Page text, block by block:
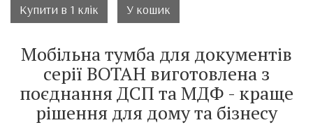
Купити в 1 клік У кошик
Мобільна тумба для документів
серії ВОТАН виготовлена з
поєднання ДСП та МДФ - краще
рішення для дому та бізнесу